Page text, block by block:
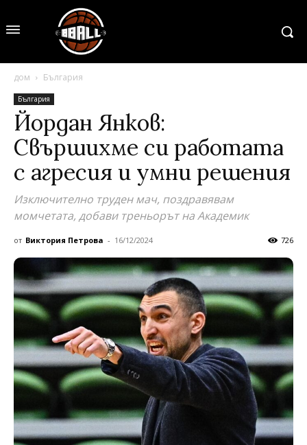
дом България
България
Йордан Янков:
Свършихме си работата
с агресия и умни решения
Изключително труден мач, поздравявам
момчетата, добави треньорът на Академик
от Виктория Петрова - 16/12/2024 726